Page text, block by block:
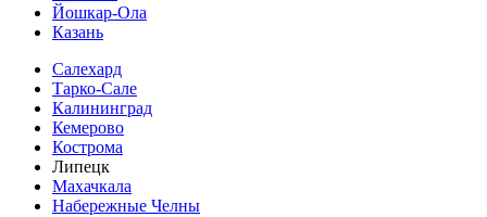
Йошкар-Ола
Казань
Салехард
Тарко-Сале
Калининград
Кемерово
Кострома
Липецк
Махачкала
Набережные Челны